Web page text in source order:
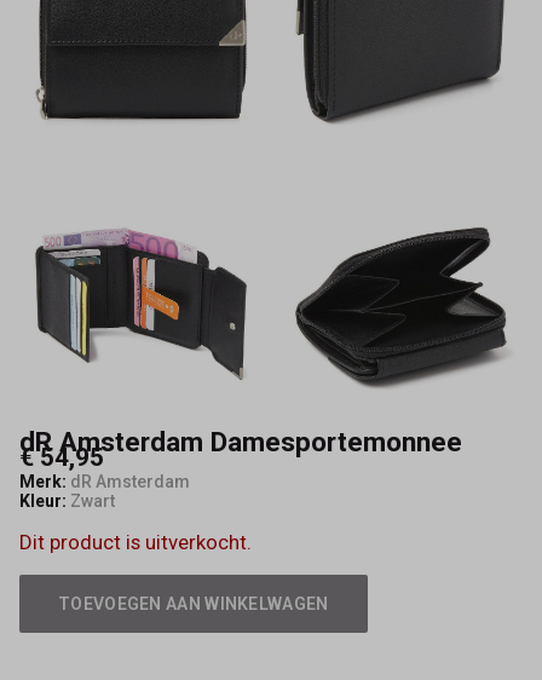
Schoenmode
Kerkhof
dR Amsterdam Damesportemonnee
€ 54,95
Merk: dR Amsterdam
Kleur: Zwart
Dit product is uitverkocht.
TOEVOEGEN AAN WINKELWAGEN